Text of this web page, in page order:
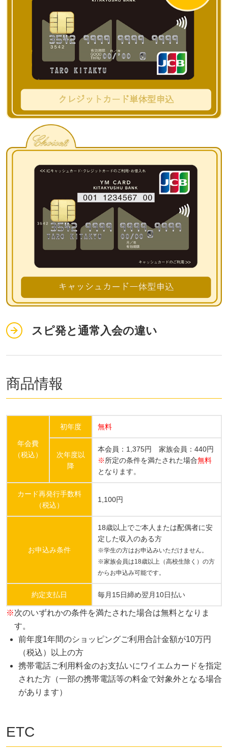
スピ発と通常入会の違い
商品情報
年会費
（税込）
初年度 無料
次年度以
降
本会員：1,375円 家族会員：440円
※所定の条件を満たされた場合無料
となります。
カード再発行手数料
（税込）
1,100円
お申込み条件
18歳以上でご本人または配偶者に安
定した収入のある方
※学生の方はお申込みいただけません。
※家族会員は18歳以上（高校生除く）の方
からお申込み可能です。
約定支払日 毎月15日締め翌月10日払い
※次のいずれかの条件を満たされた場合は無料となりま
す。
前年度1年間のショッピングご利用合計金額が10万円
（税込）以上の方
携帯電話ご利用料金のお支払いにワイエムカードを指定
された方（一部の携帯電話等の料金で対象外となる場合
があります）
ETC